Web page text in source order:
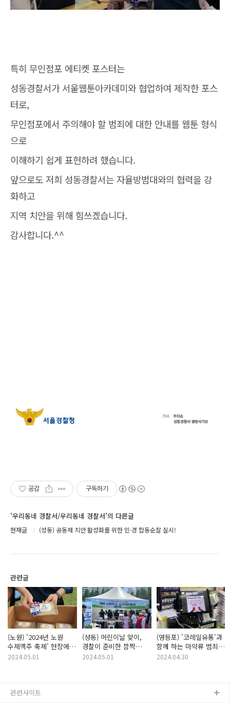
특히 무인점포 에티켓 포스터는
성동경찰서가 서울웹툰아카데미와 협업하여 제작한 포스
터로,
무인점포에서 주의해야 할 범죄에 대한 안내를 웹툰 형식
으로
이해하기 쉽게 표현하려 했습니다.
앞으로도 저희 성동경찰서는 자율방범대와의 협력을 강
화하고
지역 치안을 위해 힘쓰겠습니다.
감사합니다.^^
공감 구독하기
'우리동네 경찰서/우리동네 경찰서'의 다른글
현재글 (성동) 공동체 치안 활성화를 위한 민·경 합동순찰 실시!
관련글
(노원) '2024년 노원
수제맥주 축제' 현장에서
경찰 홍보 활동을!
2024.05.01
(성동) 어린이날 맞이,
경찰이 준비한 깜짝
선물은?
2024.05.01
(영등포) '코레일유통'과
함께 하는 마약류 범죄
집중 단속
2024.04.30
관련사이트